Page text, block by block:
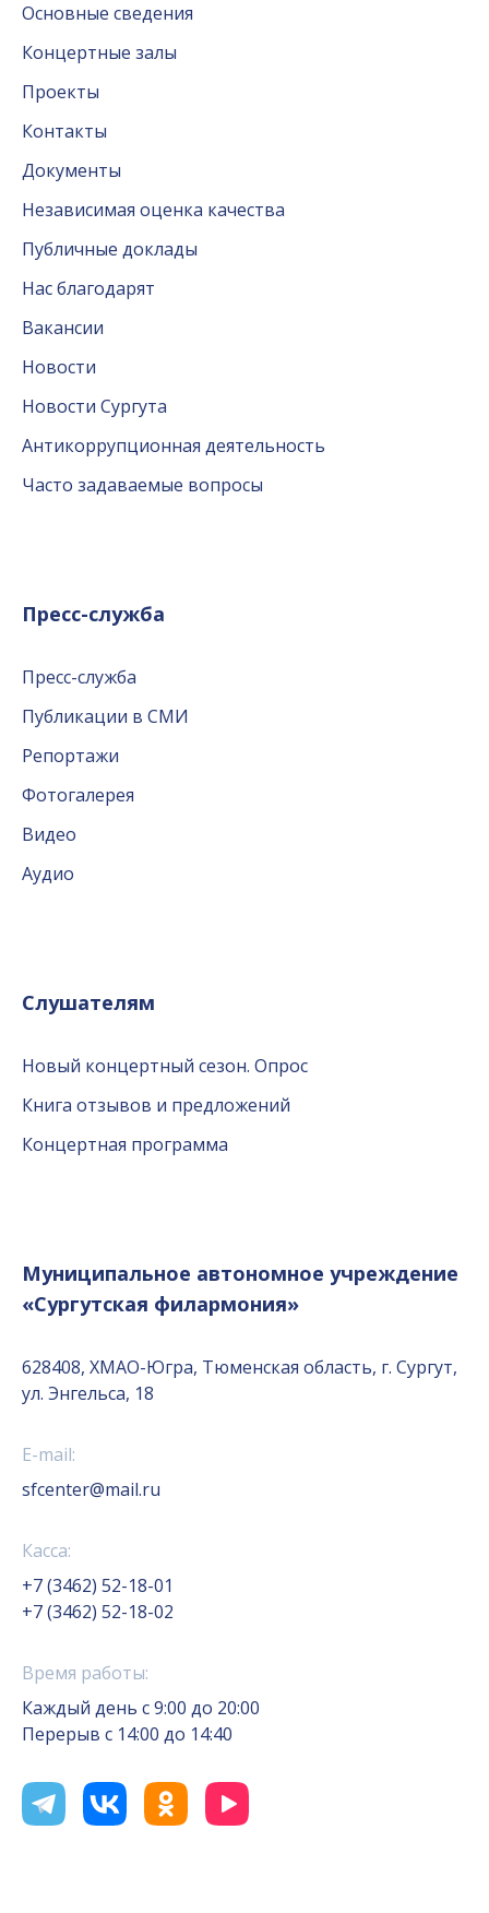
Основные сведения
Концертные залы
Проекты
Контакты
Документы
Независимая оценка качества
Публичные доклады
Нас благодарят
Вакансии
Новости
Новости Сургута
Антикоррупционная деятельность
Часто задаваемые вопросы
Пресс-служба
Пресс-служба
Публикации в СМИ
Репортажи
Фотогалерея
Видео
Аудио
Слушателям
Новый концертный сезон. Опрос
Книга отзывов и предложений
Концертная программа
Муниципальное автономное учреждение
«Сургутская филармония»
628408, ХМАО-Югра, Тюменская область, г. Сургут,
ул. Энгельса, 18
E-mail:
sfcenter@mail.ru
Касса:
+7 (3462) 52-18-01
+7 (3462) 52-18-02
Время работы:
Каждый день с 9:00 до 20:00
Перерыв с 14:00 до 14:40